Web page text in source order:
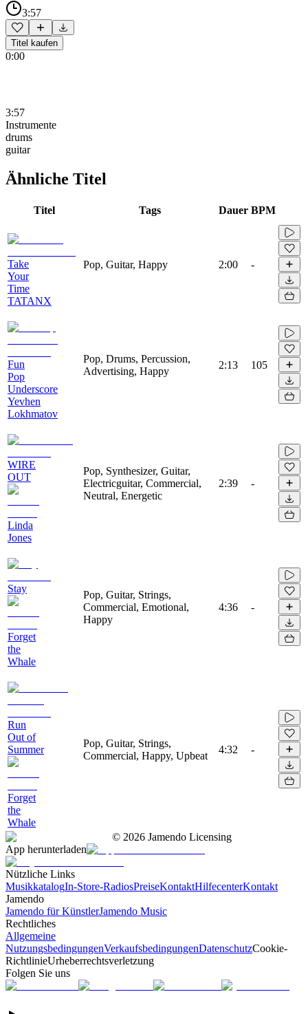
3:57
Titel kaufen
0:00
3:57
Instrumente
drums
guitar
Ähnliche Titel
Titel Tags Dauer BPM
Take
Your
Time
TATANX
Pop, Guitar, Happy 2:00 -
Fun
Pop
Underscore
Yevhen
Lokhmatov
Pop, Drums, Percussion,
Advertising, Happy
2:13 105
WIRE
OUT
Linda
Jones
Pop, Synthesizer, Guitar,
Electricguitar, Commercial,
Neutral, Energetic
2:39 -
Stay
Forget
the
Whale
Pop, Guitar, Strings,
Commercial, Emotional,
Happy
4:36 -
Run
Out of
Summer
Forget
the
Whale
Pop, Guitar, Strings,
Commercial, Happy, Upbeat
4:32 -
© 2026 Jamendo Licensing
App herunterladen
Nützliche Links
MusikkatalogIn-Store-RadiosPreiseKontaktHilfecenterKontakt
Jamendo
Jamendo für KünstlerJamendo Music
Rechtliches
Allgemeine
NutzungsbedingungenVerkaufsbedingungenDatenschutzCookie-
RichtlinieUrheberrechtsverletzung
Folgen Sie uns